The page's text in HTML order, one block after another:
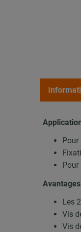
Pour
Avantages
Les
Vis
Vis